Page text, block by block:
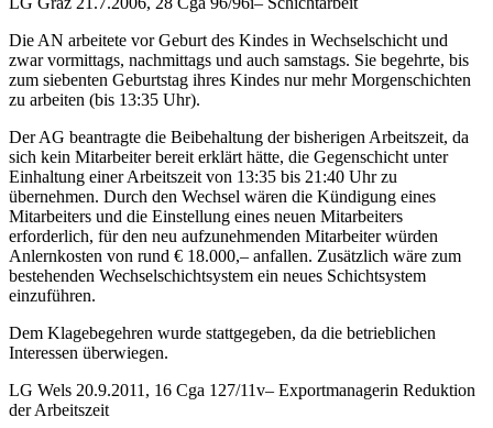
Die AN arbeitete vor Geburt des Kindes in Wechselschicht und
zwar vormittags, nachmittags und auch samstags. Sie begehrte, bis
zum siebenten Geburtstag ihres Kindes nur mehr Morgenschichten
zu arbeiten (bis 13:35 Uhr).
Der AG beantragte die Beibehaltung der bisherigen Arbeitszeit, da
sich kein Mitarbeiter bereit erklärt hätte, die Gegenschicht unter
Einhaltung einer Arbeitszeit von 13:35 bis 21:40 Uhr zu
übernehmen. Durch den Wechsel wären die Kündigung eines
Mitarbeiters und die Einstellung eines neuen Mitarbeiters
erforderlich, für den neu aufzunehmenden Mitarbeiter würden
Anlernkosten von rund € 18.000,– anfallen. Zusätzlich wäre zum
bestehenden Wechselschichtsystem ein neues Schichtsystem
einzuführen.
Dem Klagebegehren wurde stattgegeben, da die betrieblichen
Interessen überwiegen.
LG Wels 20.9.2011, 16 Cga 127/11v– Exportmanagerin Reduktion
der Arbeitszeit